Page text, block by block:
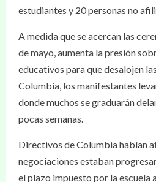
estudiantes y 20 personas no
A medida que se acercan las
de mayo, aumenta la presión
educativos para que desalojen
Columbia, los manifestantes
donde muchos se graduarán
pocas semanas.
Directivos de Columbia habían
negociaciones estaban
el plazo impuesto por la escuela